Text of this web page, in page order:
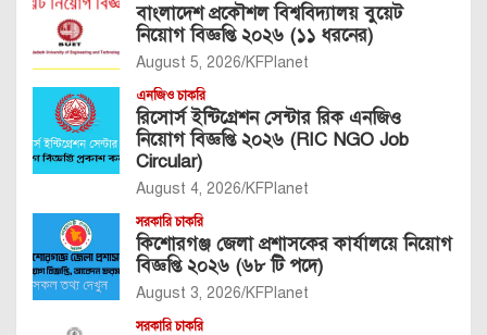
বাংলাদেশ প্রকৌশল বিশ্ববিদ্যালয় বুয়েট
নিয়োগ বিজ্ঞপ্তি ২০২৬ (১১ ধরনের)
August 5, 2026 KFPlanet
এনজিও চাকরি
রিসোর্স ইন্টিগ্রেশন সেন্টার রিক এনজিও
নিয়োগ বিজ্ঞপ্তি ২০২৬ (RIC NGO Job
Circular)
August 4, 2026 KFPlanet
সরকারি চাকরি
কিশোরগঞ্জ জেলা প্রশাসকের কার্যালয়ে নিয়োগ
বিজ্ঞপ্তি ২০২৬ (৬৮ টি পদে)
August 3, 2026 KFPlanet
সরকারি চাকরি